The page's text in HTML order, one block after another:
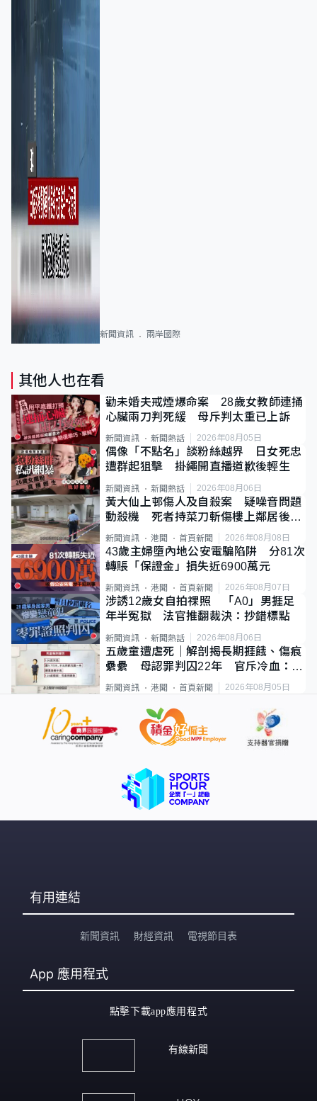
新聞資訊 兩岸國際
其他人也在看
勸未婚夫戒煙爆命案 28歲女教師連捅
心臟兩刀判死緩 母斥判太重已上訴
新聞資訊 新聞熱話 2026年08月05日
偶像「不點名」談粉絲越界 日女死忠
遭群起狙擊 掛繩開直播道歉後輕生
新聞資訊 新聞熱話 2026年08月06日
黃大仙上邨傷人及自殺案 疑噪音問題
動殺機 死者持菜刀斬傷樓上鄰居後墮
斃
新聞資訊 港聞 首頁新聞 2026年08月08日
43歲主婦墮內地公安電騙陷阱 分81次
轉賬「保證金」損失近6900萬元
新聞資訊 港聞 首頁新聞 2026年08月07日
涉誘12歲女自拍祼照 「A0」男捱足
年半冤獄 法官推翻裁決：抄錯標點
新聞資訊 新聞熱話 2026年08月06日
五歲童遭虐死｜解剖揭長期捱餓、傷痕
纍纍 母認罪判囚22年 官斥冷血：同
類案最惡劣
新聞資訊 港聞 首頁新聞 2026年08月05日
有用連結
新聞資訊 財經資訊 電視節目表
App 應用程式
點擊下載app應用程式
有線新聞